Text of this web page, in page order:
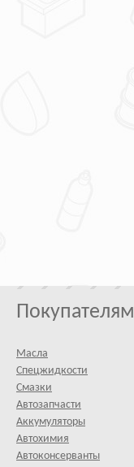
Покупателям
Масла
Спецжидкости
Смазки
Автозапчасти
Аккумуляторы
Автохимия
Автоконсерванты